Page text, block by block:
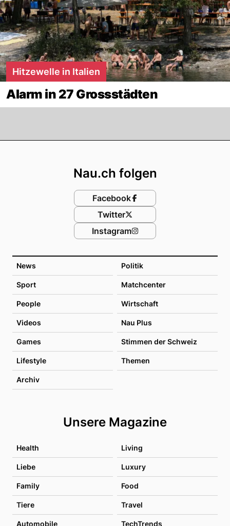
Hitzewelle in Italien
Alarm in 27 Grossstädten
News Politik
Sport Matchcenter
People Wirtschaft
Videos Nau Plus
Games Stimmen der Schweiz
Lifestyle Themen
Archiv
Unsere Magazine
Health Living
Liebe Luxury
Family Food
Tiere Travel
Automobile TechTrends
Nau.ch folgen
Facebook
Twitter
Instagram